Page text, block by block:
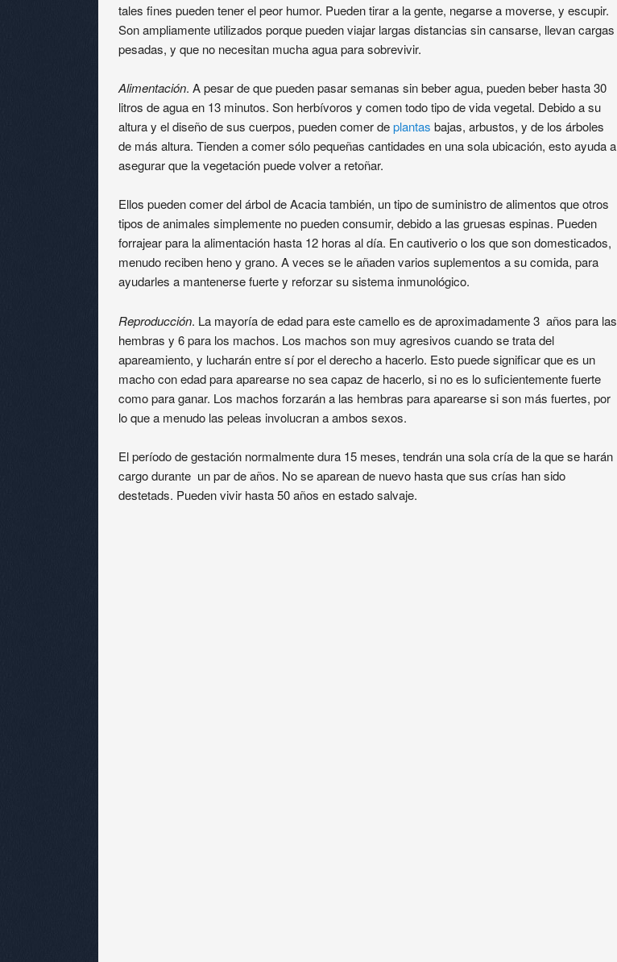
tales fines pueden tener el peor humor. Pueden tirar a la gente, negarse a moverse, y escupir.
Son ampliamente utilizados porque pueden viajar largas distancias sin cansarse, llevan cargas
pesadas, y que no necesitan mucha agua para sobrevivir.
Alimentación. A pesar de que pueden pasar semanas sin beber agua, pueden beber hasta 30
litros de agua en 13 minutos. Son herbívoros y comen todo tipo de vida vegetal. Debido a su
altura y el diseño de sus cuerpos, pueden comer deplantas bajas, arbustos, y de los árboles
de más altura. Tienden a comer sólo pequeñas cantidades en una sola ubicación, esto ayuda a
asegurar que la vegetación puede volver a retoñar.
Ellos pueden comer del árbol de Acacia también, un tipo de suministro de alimentos que otros
tipos de animales simplemente no pueden consumir, debido a las gruesas espinas. Pueden
forrajear para la alimentación hasta 12 horas al día. En cautiverio o los que son domesticados,
menudo reciben heno y grano. A veces se le añaden varios suplementos a su comida, para
ayudarles a mantenerse fuerte y reforzar su sistema inmunológico.
Reproducción. La mayoría de edad para este camello es de aproximadamente 3 años para las
hembras y 6 para los machos. Los machos son muy agresivos cuando se trata del
apareamiento, y lucharán entre sí por el derecho a hacerlo. Esto puede significar que es un
macho con edad para aparearse no sea capaz de hacerlo, si no es lo suficientemente fuerte
como para ganar. Los machos forzarán a las hembras para aparearse si son más fuertes, por
lo que a menudo las peleas involucran a ambos sexos.
El período de gestación normalmente dura 15 meses, tendrán una sola cría de la que se harán
cargo durante un par de años. No se aparean de nuevo hasta que sus crías han sido
destetads. Pueden vivir hasta 50 años en estado salvaje.